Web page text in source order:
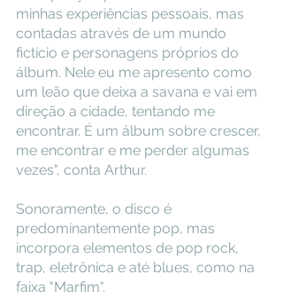
minhas experiências pessoais, mas
contadas através de um mundo
fictício e personagens próprios do
álbum. Nele eu me apresento como
um leão que deixa a savana e vai em
direção a cidade, tentando me
encontrar. É um álbum sobre crescer,
me encontrar e me perder algumas
vezes", conta Arthur.
Sonoramente, o disco é
predominantemente pop, mas
incorpora elementos de pop rock,
trap, eletrônica e até blues, como na
faixa "Marfim".